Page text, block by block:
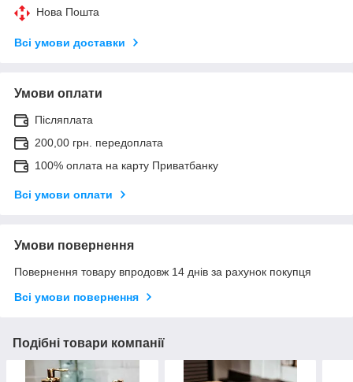
Нова Пошта
Всі умови доставки
Умови оплати
Післяплата
200,00 грн. передоплата
100% оплата на карту Приватбанку
Всі умови оплати
Умови повернення
Повернення товару впродовж 14 днів за рахунок покупця
Всі умови повернення
Подібні товари компанії